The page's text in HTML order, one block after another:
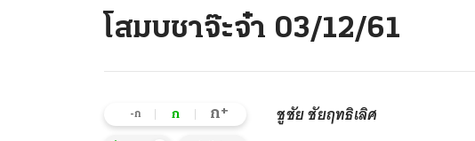
โสมบชาจ๊ะจ๋า 03/12/61
-ก ก ก+
ชูชัย ชัยฤทธิเลิศ